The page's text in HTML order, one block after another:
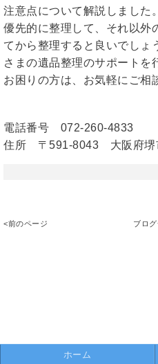
注意点について解説しました
優先的に整理して、それ以外
てから整理すると良いでしょ
さまの遺品整理のサポートを
お困りの方は、お気軽にご相
電話番号 072-260-4833
住所 〒591-8043 大阪府堺
<前のページ ブロ
ホーム